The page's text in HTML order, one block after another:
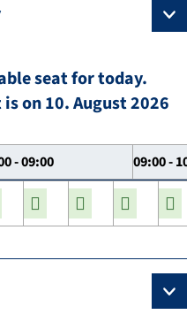
seat for today.
on 10. August 2026
- 09:00 09:00 -